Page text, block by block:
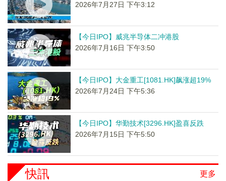
2026年7月27日 下午3:12
【今日IPO】威兆半导体二冲港股
2026年7月16日 下午3:50
【今日IPO】大金重工[1081.HK]飙涨超19%
2026年7月24日 下午5:36
【今日IPO】华勤技术[3296.HK]盈喜反跌
2026年7月15日 下午5:50
更多
快訊